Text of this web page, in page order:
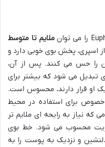
ملایم تا متوسط
اسپری، پخش بوی خوبی دارد و
آن را حس می کنند. پس از آن،
می شود که بیشتر برای
او قرار دارند، محسوس است.
خصوص برای استفاده در محیط
که نیاز به رایحه ای ملایم تر
مزیت محسوب می شود. خط بوی
و نزدیک به پوست را به